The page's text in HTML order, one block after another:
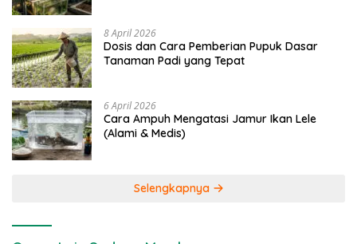
8 April 2026
Dosis dan Cara Pemberian Pupuk Dasar
Tanaman Padi yang Tepat
6 April 2026
Cara Ampuh Mengatasi Jamur Ikan Lele
(Alami & Medis)
Selengkapnya